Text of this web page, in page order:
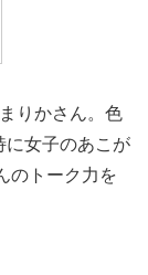
りかさん。色
に女子のあこが
のトーク力を